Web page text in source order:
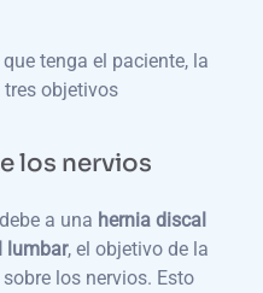
tenga el paciente, la
objetivos
los nervios
a una hernia discal
lumbar, el objetivo de la
los nervios. Esto